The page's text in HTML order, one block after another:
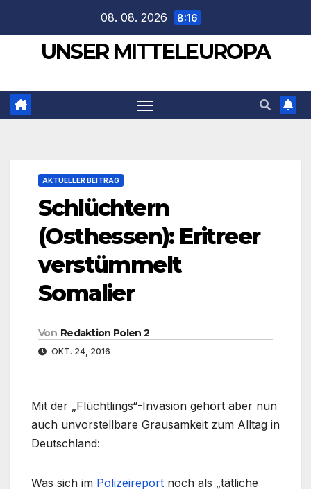
springen
08. 08. 2026 8:16
UNSER MITTELEUROPA
AKTUELLER BEITRAG
Schlüchtern
(Osthessen): Eritreer
verstümmelt
Somalier
Von Redaktion Polen 2
OKT. 24, 2016
Mit der „Flüchtlings“-Invasion gehört aber nun
auch unvorstellbare Grausamkeit zum Alltag in
Deutschland:
Was sich im Polizeireport noch als „tätliche